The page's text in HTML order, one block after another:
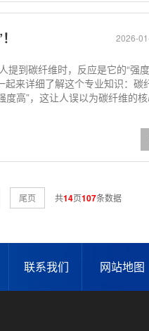
2026-
到碳纤维时，反应是它的“强
起来详细了解这个专业知识：碳
度高”，这让人误以为碳纤维的
尾页 共14页107条数据
联系我们 网站地图